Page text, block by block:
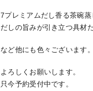
7プレミアムだし香る茶碗
だしの旨みが引き立つ具材
など他にも色々ございます。
よろしくお願いします。
只今予約受付中です。